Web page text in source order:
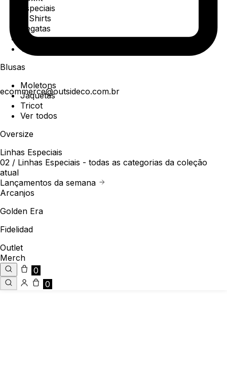
ecommerce@outsideco.com.br
Especiais
T-Shirts
Regatas
Polo
Ver todos
Blusas
Moletons
Jaquetas
Tricot
Ver todos
Oversize
Linhas Especiais
02 / Linhas Especiais - todas as categorias da coleção
atual
Lançamentos da semana
Arcanjos
Golden Era
Fidelidad
Outlet
Merch
0
0